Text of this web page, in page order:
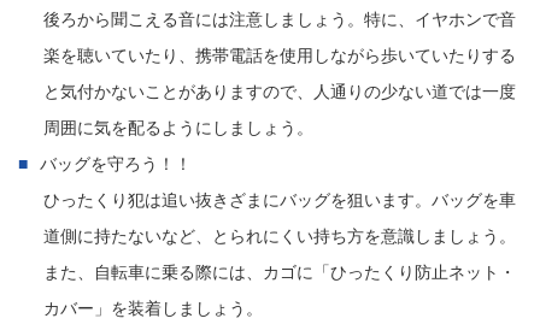
後ろから聞こえる音には注意しましょう。特に、イヤホンで音
楽を聴いていたり、携帯電話を使用しながら歩いていたりする
と気付かないことがありますので、人通りの少ない道では一度
周囲に気を配るようにしましょう。
バッグを守ろう！！
ひったくり犯は追い抜きざまにバッグを狙います。バッグを車
道側に持たないなど、とられにくい持ち方を意識しましょう。
また、自転車に乗る際には、カゴに「ひったくり防止ネット・
カバー」を装着しましょう。